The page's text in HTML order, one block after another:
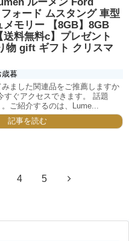
ォード ムスタング 車型
メモリー 【8GB】8GB
料無料c】プレゼント
物 gift ギフト クリスマ
歳暮
ました関連品をご推薦しますか
すぐアクセスできます。 話題
ご紹介するのは、Lume...
記事を読む
4 5